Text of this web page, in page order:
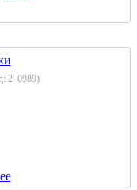
2_0989)